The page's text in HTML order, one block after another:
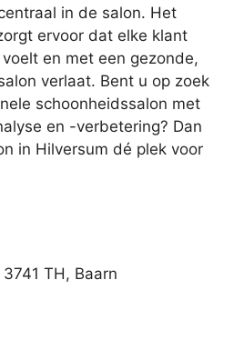
in de salon. Het
ervoor dat elke klant
en met een gezonde,
verlaat. Bent u op zoek
schoonheidssalon met
en -verbetering? Dan
in Hilversum dé plek voor
TH, Baarn